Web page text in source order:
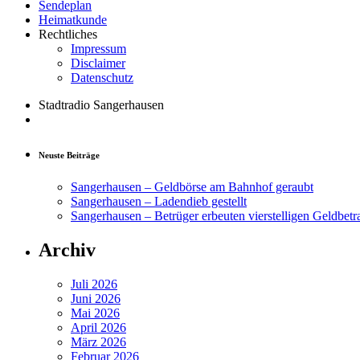
Sendeplan
Heimatkunde
Rechtliches
Impressum
Disclaimer
Datenschutz
Stadtradio Sangerhausen
Neuste Beiträge
Sangerhausen – Geldbörse am Bahnhof geraubt
Sangerhausen – Ladendieb gestellt
Sangerhausen – Betrüger erbeuten vierstelligen
Archiv
Juli 2026
Juni 2026
Mai 2026
April 2026
März 2026
Februar 2026